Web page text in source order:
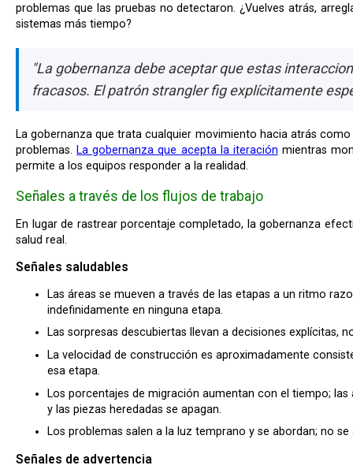
problemas que las pruebas no detectaron. ¿Vuelves atrás,
sistemas más tiempo?
"La gobernanza debe aceptar que estas
fracasos. El patrón strangler fig explícitamente
La gobernanza que trata cualquier movimiento hacia atrás como fracaso crea incentivos para ocultar
problemas. La gobernanza que acepta la iteración mientras
permite a los equipos responder a la realidad.
Señales a través de los flujos de trabajo
En lugar de rastrear porcentaje completado, la gobernanza efectiva monitorea señales que revelan la
salud real.
Señales saludables
Las áreas se mueven a través de las etapas a un ritmo
indefinidamente en ninguna etapa.
Las sorpresas descubiertas llevan a decisiones explícitas,
La velocidad de construcción es aproximadamente
esa etapa.
Los porcentajes de migración aumentan con el tiempo; las
y las piezas heredadas se apagan.
Los problemas salen a la luz temprano y se abordan; no
Señales de advertencia